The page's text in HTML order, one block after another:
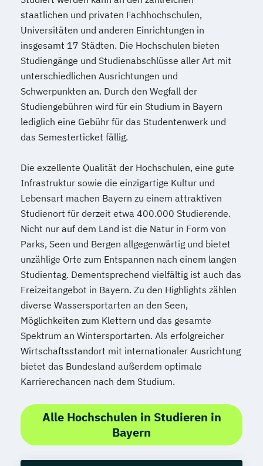
Spezialist*in Industrial Data Science
Spezialist*in Informationssysteme
Spezialist*in Logistik 4.0
Spezialist*in Produktion 4.0
Spezialist*in Sportpsychologie und
Trainingswissenschaft
Spezialist*in Wirtschaftsinformatik
Spezialist*in für digitale Geschäftsmodelle
Management und Coaching
Spezialist*in internationales Recht
Sprachdiplom "Cambridge English:
Advanced (CAE)" - C1
Sprachdiplom "Cambridge English: First
(FCE)" - B2
Sprachdiplom "Cambridge English:
Proficiency (CPE)" - C2
Staatlich geprüfte*r Übersetzer*in Englisch
Staatlich geprüfte*r Übersetzer*in
Französisch
Staatlich geprüfte*r Übersetzer*in
Spanisch
Systems Engineering Manager*in
Talent Manager*in Technical Manager*in
Techniker*in Concept Engineering
Techniker*in Elektrotechnik
staatlichen und privaten Fachhochschulen,
Universitäten und anderen Einrichtungen in
insgesamt 17 Städten. Die Hochschulen bieten
Studiengänge und Studienabschlüsse aller Art mit
unterschiedlichen Ausrichtungen und
Schwerpunkten an. Durch den Wegfall der
Studiengebühren wird für ein Studium in Bayern
lediglich eine Gebühr für das Studentenwerk und
das Semesterticket fällig.
Die exzellente Qualität der Hochschulen, eine gute
Infrastruktur sowie die einzigartige Kultur und
Lebensart machen Bayern zu einem attraktiven
Studienort für derzeit etwa 400.000 Studierende.
Nicht nur auf dem Land ist die Natur in Form von
Parks, Seen und Bergen allgegenwärtig und bietet
unzählige Orte zum Entspannen nach einem langen
Studientag. Dementsprechend vielfältig ist auch das
Freizeitangebot in Bayern. Zu den Highlights zählen
diverse Wassersportarten an den Seen,
Möglichkeiten zum Klettern und das gesamte
Spektrum an Wintersportarten. Als erfolgreicher
Wirtschaftsstandort mit internationaler Ausrichtung
bietet das Bundesland außerdem optimale
Karrierechancen nach dem Studium.
Alle Hochschulen in Studieren in
Bayern